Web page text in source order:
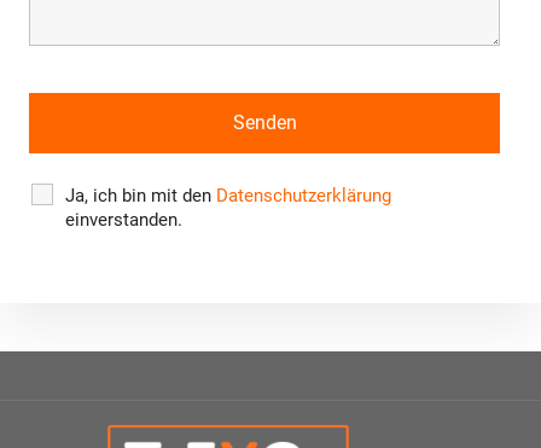
Ja, ich bin mit den Datenschutzerklärung
einverstanden.